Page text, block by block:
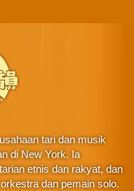
tari dan musik
di New York. Ia
etnis dan rakyat, dan
dan pemain solo.